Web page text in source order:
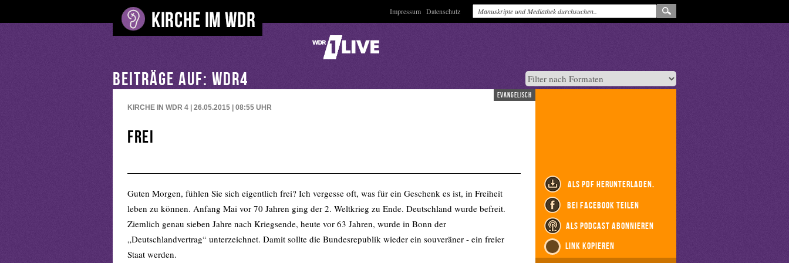
Impressum Datenschutz
BEITRÄGE AUF: WDR4
evangelisch
KIRCHE IN WDR 4 | 26.05.2015 | 08:55 UHR
frei
Guten Morgen, fühlen Sie sich eigentlich frei? Ich vergesse oft, was für ein Geschenk es ist, in Freiheit
leben zu können. Anfang Mai vor 70 Jahren ging der 2. Weltkrieg zu Ende. Deutschland wurde befreit.
Ziemlich genau sieben Jahre nach Kriegsende, heute vor 63 Jahren, wurde in Bonn der
„Deutschlandvertrag“ unterzeichnet. Damit sollte die Bundesrepublik wieder ein souveräner - ein freier
Staat werden.
als PDF herunterladen.
bei Facebook teilen
als Podcast abonnieren
Link kopieren